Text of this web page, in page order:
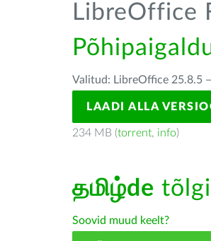
LibreOffice
Valitud: LibreOffice 25.8.5
LAADI ALLA
234 MB (torrent, info)
தமிழ்de
Soovid muud keelt?